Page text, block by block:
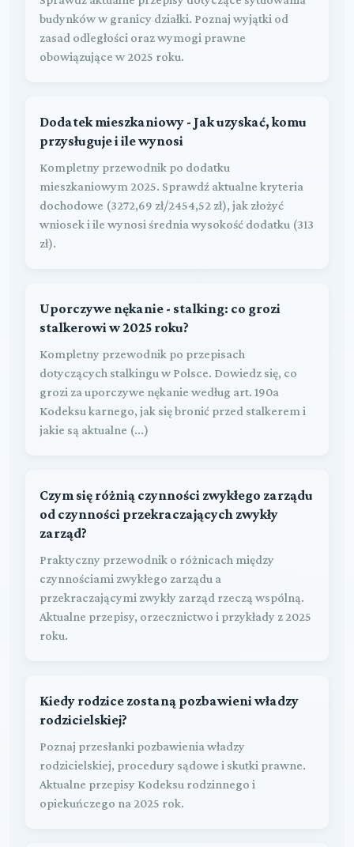
budynków w granicy działki. Poznaj wyjątki od
zasad odległości oraz wymogi prawne
obowiązujące w 2025 roku.
Dodatek mieszkaniowy - Jak uzyskać, komu
przysługuje i ile wynosi
Kompletny przewodnik po dodatku
mieszkaniowym 2025. Sprawdź aktualne kryteria
dochodowe (3272,69 zł/2454,52 zł), jak złożyć
wniosek i ile wynosi średnia wysokość dodatku (313
zł).
Uporczywe nękanie - stalking: co grozi
stalkerowi w 2025 roku?
Kompletny przewodnik po przepisach
dotyczących stalkingu w Polsce. Dowiedz się, co
grozi za uporczywe nękanie według art. 190a
Kodeksu karnego, jak się bronić przed stalkerem i
jakie są aktualne (...)
Czym się różnią czynności zwykłego zarządu
od czynności przekraczających zwykły
zarząd?
Praktyczny przewodnik o różnicach między
czynnościami zwykłego zarządu a
przekraczającymi zwykły zarząd rzeczą wspólną.
Aktualne przepisy, orzecznictwo i przykłady z 2025
roku.
Kiedy rodzice zostaną pozbawieni władzy
rodzicielskiej?
Poznaj przesłanki pozbawienia władzy
rodzicielskiej, procedury sądowe i skutki prawne.
Aktualne przepisy Kodeksu rodzinnego i
opiekuńczego na 2025 rok.